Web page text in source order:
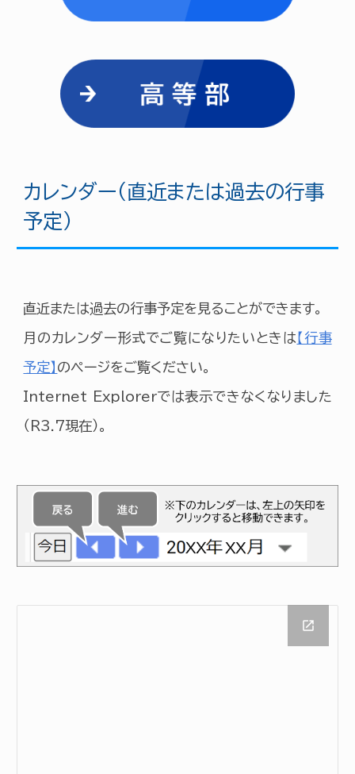
カレンダー（直近または過去の行事
予定）
直近または過去の行事予定を見ることができます。
月のカレンダー形式でご覧になりたいときは 【行事
予定】 のページをご覧ください。
Internet Explorerでは表示できなくなりました
（R3.7現在）。